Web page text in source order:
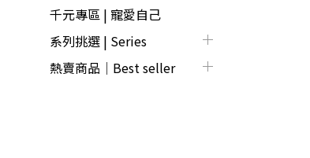
千元專區 | 寵愛自己
系列挑選 | Series
熱賣商品│Best seller